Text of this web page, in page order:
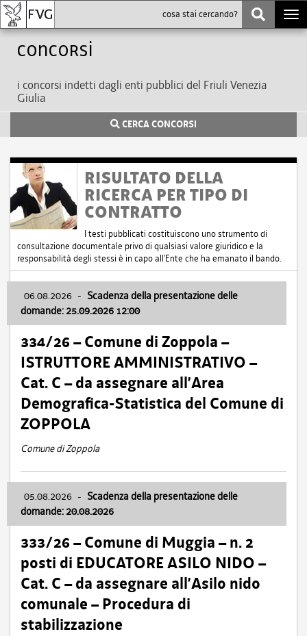
Concorsi
i concorsi indetti dagli enti pubblici del Friuli Venezia
Giulia
CERCA CONCORSI
RISULTATO DELLA
RICERCA PER TIPO DI
CONTRATTO
I testi pubblicati costituiscono uno strumento di
consultazione documentale privo di qualsiasi valore giuridico e la
responsabilità degli stessi è in capo all'Ente che ha emanato il bando.
06.08.2026 - Scadenza della presentazione delle
domande: 25.09.2026 12:00
334/26 – Comune di Zoppola –
ISTRUTTORE AMMINISTRATIVO –
Cat. C – da assegnare all’Area
Demografica-Statistica del Comune di
ZOPPOLA
Comune di Zoppola
05.08.2026 - Scadenza della presentazione delle
domande: 20.08.2026
333/26 – Comune di Muggia – n. 2
posti di EDUCATORE ASILO NIDO –
Cat. C – da assegnare all’Asilo nido
comunale – Procedura di
stabilizzazione